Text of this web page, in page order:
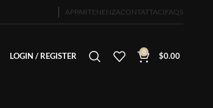
APPARTENENZACONTATTACI FAQS
LOGIN / REGISTER 0 $0.00